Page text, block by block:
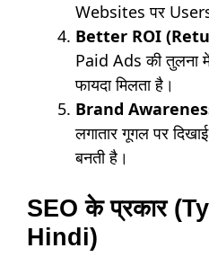
Websites पर Users
Better ROI
Paid Ads की तुलना
फायदा मिलता है।
Brand
लगातार गूगल पर
बनती है।
SEO के प्रकार
Hindi)